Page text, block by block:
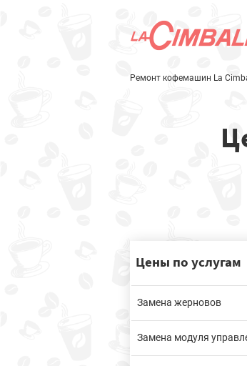
Ремонт кофемашин La
Цены по услугам
Замена жерновов
Замена модуля